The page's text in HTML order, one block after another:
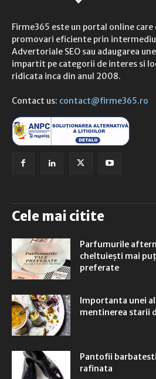
Firme365 este un portal online
promovari eficiente prin
Advertoriale SEO sau adaugarea
impartit pe categorii de interes si
ridicata inca din anul 2008.
Contact us: contact@firme365.ro
Cele mai citite
Parfumurile
cheltuiești mai
preferate
Importanta unei
mentinerea starii
Pantofii
rafinata